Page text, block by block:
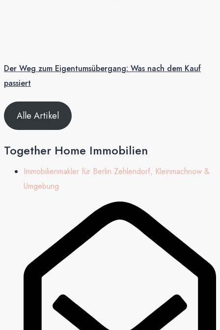
Der Weg zum Eigentumsübergang: Was nach dem Kauf
passiert
Alle Artikel
Together Home Immobilien
Immobilienmakler für Berlin Zehlendorf, Kleinmachnow &
Umgebung